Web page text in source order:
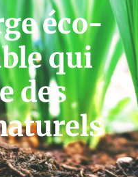
éco-
qui
des